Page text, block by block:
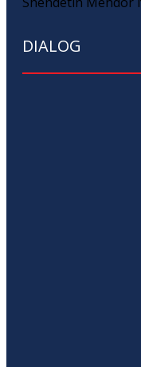
DIALOG